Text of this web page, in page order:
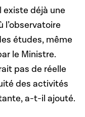
existe déjà une
l’observatoire
études, même
le Ministre.
pas de réelle
des activités
a-t-il ajouté.